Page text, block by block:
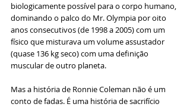
biologicamente possível para o corpo humano,
dominando o palco do Mr. Olympia por oito
anos consecutivos (de 1998 a 2005) com um
físico que misturava um volume assustador
(quase 136 kg seco) com uma definição
muscular de outro planeta.
Mas a história de Ronnie Coleman não é um
conto de fadas. É uma história de sacrifício